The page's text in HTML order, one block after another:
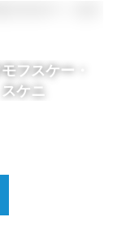
フスケー・
スケニ